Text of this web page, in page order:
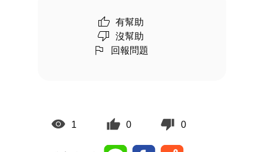
有幫助
沒幫助
回報問題
1 0 0